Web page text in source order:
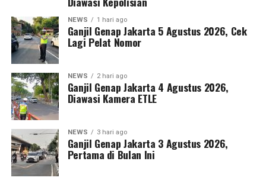
NEWS 1 hari ago
Ganjil Genap Jakarta 5 Agustus 2026, Cek
Lagi Pelat Nomor
NEWS 2 hari ago
Ganjil Genap Jakarta 4 Agustus 2026,
Diawasi Kamera ETLE
NEWS 3 hari ago
Ganjil Genap Jakarta 3 Agustus 2026,
Pertama di Bulan Ini